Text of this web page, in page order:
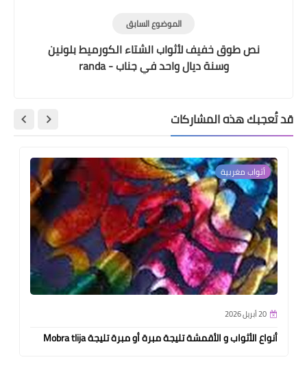
الموضوع السابق
نص طوق خفيف لأثواب الشتاء الكورميط بلونين
وسنة ديال واحد في جناب - randa
قد تُعجبك هذه المشاركات
أثواب مغربية
20 أبريل 2026
أنواع الأثواب و الأقمشة تليجة مبرة أو مبرة تليجة Mobra tlija